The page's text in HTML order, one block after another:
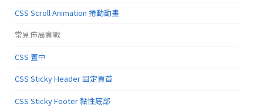
CSS Scroll Animation 捲動動畫
常見佈局實戰
CSS 置中
CSS Sticky Header 固定頁首
CSS Sticky Footer 黏性底部